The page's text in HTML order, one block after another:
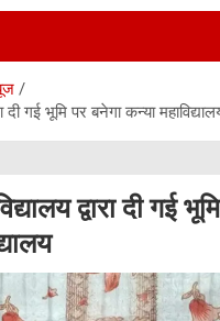
दी गई भूमि पर बनेगा कन्या
द्वारा दी गई